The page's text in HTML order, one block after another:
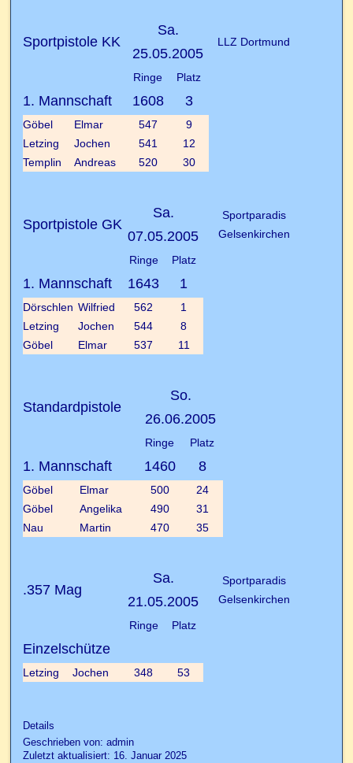
Sportpistole KK
Sa.
25.05.2005
LLZ Dortmund
Ringe Platz
1. Mannschaft 1608 3
Göbel Elmar 547
9
Letzing
Jochen 541
12
Templin
Andreas 520 30
Sportpistole GK
Sa.
07.05.2005
Sportparadis
Gelsenkirchen
Ringe Platz
1. Mannschaft 1643 1
Dörschlen Wilfried 562
1
Letzing
Jochen 544
8
Göbel
Elmar 537 11
Standardpistole
So.
26.06.2005
Ringe Platz
1. Mannschaft 1460 8
Göbel Elmar 500
24
Göbel
Angelika 490
31
Nau
Martin 470 35
.357 Mag
Sa.
21.05.2005
Sportparadis
Gelsenkirchen
Ringe Platz
Einzelschütze
Letzing Jochen 348 53
Details
Geschrieben von:admin
Zuletzt aktualisiert: 16. Januar 2025